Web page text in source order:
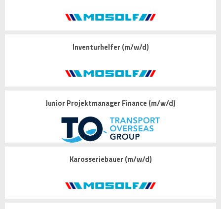
Inventurhelfer (m/w/d)
Junior Projektmanager Finance (m/w/d)
Karosseriebauer (m/w/d)